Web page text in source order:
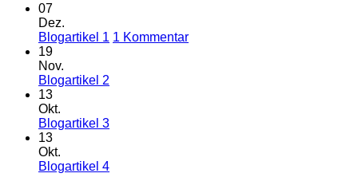
07
Dez.
Blogartikel 1 1 Kommentarzu
19
Nov.
Blogartikel 2
Blogartikel
13
Okt.
Blogartikel 3Keine
Blogartikel
13
Okt.
Blogartikel 4Keine